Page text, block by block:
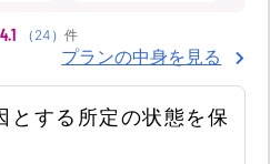
4.1 （ 24 ） 件
プランの中身を見る
とする所定の状態を保